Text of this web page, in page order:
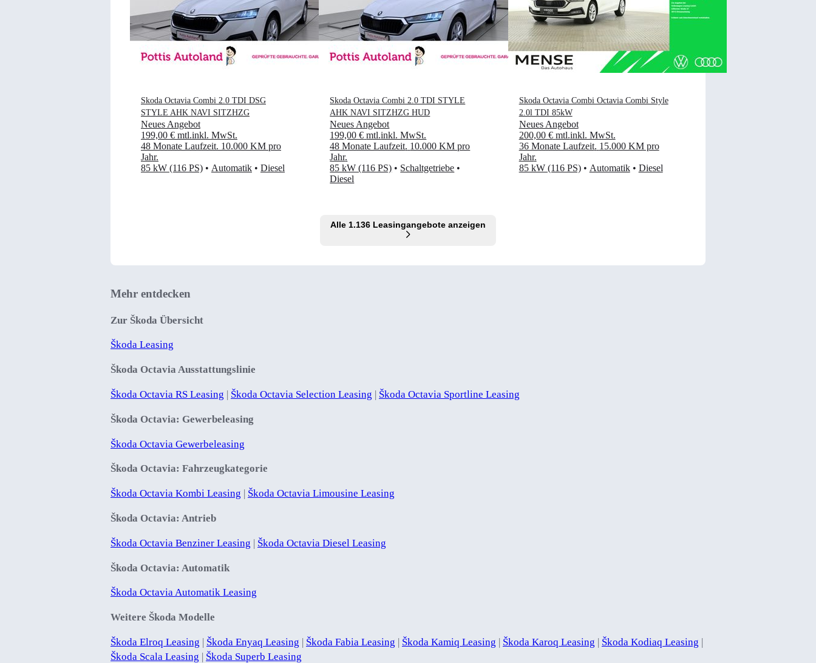
Skoda Octavia Combi 2.0 TDI DSG
STYLE AHK NAVI SITZHZG
Neues Angebot
199,00 € mtl.inkl. MwSt.
48 Monate Laufzeit. 10.000 KM pro
Jahr.
85 kW (116 PS) • Automatik • Diesel
Skoda Octavia Combi 2.0 TDI STYLE
AHK NAVI SITZHZG HUD
Neues Angebot
199,00 € mtl.inkl. MwSt.
48 Monate Laufzeit. 10.000 KM pro
Jahr.
85 kW (116 PS) • Schaltgetriebe •
Diesel
Skoda Octavia Combi Octavia Combi Style
2.0l TDI 85kW
Neues Angebot
200,00 € mtl.inkl. MwSt.
36 Monate Laufzeit. 15.000 KM pro
Jahr.
85 kW (116 PS) • Automatik • Diesel
Alle 1.136 Leasingangebote anzeigen
Mehr entdecken
Zur Škoda Übersicht
Škoda Leasing
Škoda Octavia Ausstattungslinie
Škoda Octavia RS Leasing | Škoda Octavia Selection Leasing | Škoda Octavia Sportline Leasing
Škoda Octavia: Gewerbeleasing
Škoda Octavia Gewerbeleasing
Škoda Octavia: Fahrzeugkategorie
Škoda Octavia Kombi Leasing Škoda Octavia Limousine Leasing
Škoda Octavia: Antrieb
Škoda Octavia Benziner Leasing | Škoda Octavia Diesel Leasing
Škoda Octavia: Automatik
Škoda Octavia Automatik Leasing
Weitere Škoda Modelle
Škoda Elroq Leasing | Škoda Enyaq Leasing | Škoda Fabia Leasing | Škoda Kamiq Leasing | Škoda Karoq Leasing | Škoda Kodiaq Leasing |
Škoda Scala Leasing | Škoda Superb Leasing